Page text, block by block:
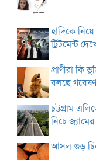
হাদিকে
ট্রিটমেন্ট
প্রাণীরা কি
বলছে
চট্টগ্রাম
নিচে
আসল গুড়